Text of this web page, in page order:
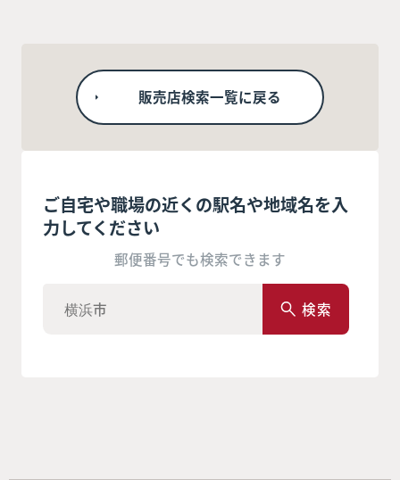
販売店検索一覧に戻る
ご自宅や職場の近くの駅名や地域名を入
力してください
郵便番号でも検索できます
検索